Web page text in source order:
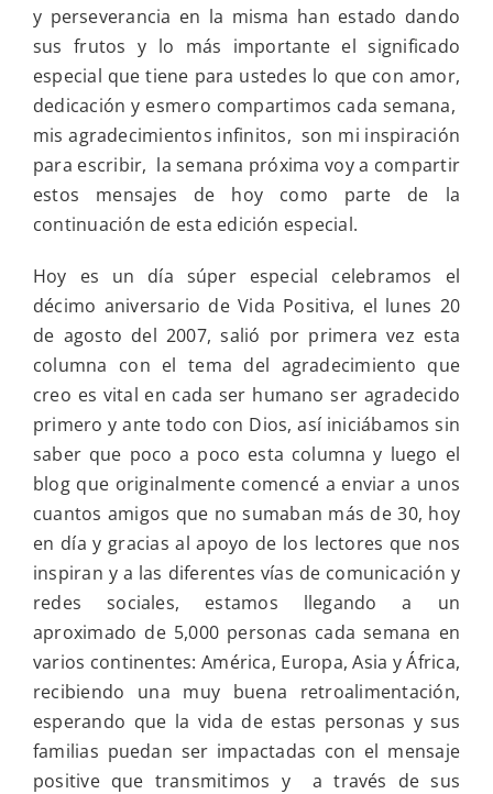
y perseverancia en la misma han estado dando
sus frutos y lo más importante el significado
especial que tiene para ustedes lo que con amor,
dedicación y esmero compartimos cada semana,
mis agradecimientos infinitos, son mi inspiración
para escribir, la semana próxima voy a compartir
estos mensajes de hoy como parte de la
continuación de esta edición especial.
Hoy es un día súper especial celebramos el
décimo aniversario de Vida Positiva, el lunes 20
de agosto del 2007, salió por primera vez esta
columna con el tema del agradecimiento que
creo es vital en cada ser humano ser agradecido
primero y ante todo con Dios, así iniciábamos sin
saber que poco a poco esta columna y luego el
blog que originalmente comencé a enviar a unos
cuantos amigos que no sumaban más de 30, hoy
en día y gracias al apoyo de los lectores que nos
inspiran y a las diferentes vías de comunicación y
redes sociales, estamos llegando a un
aproximado de 5,000 personas cada semana en
varios continentes: América, Europa, Asia y África,
recibiendo una muy buena retroalimentación,
esperando que la vida de estas personas y sus
familias puedan ser impactadas con el mensaje
positive que transmitimos y a través de sus